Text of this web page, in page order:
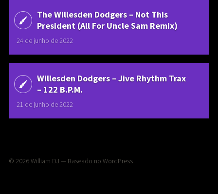
The Willesden Dodgers ‎– Not This
President (All For Uncle Sam Remix)
24 de junho de 2022
Willesden Dodgers ‎– Jive Rhythm Trax
– 122 B.P.M.
21 de junho de 2022
© 2026William DJ — Baseado no WordPress